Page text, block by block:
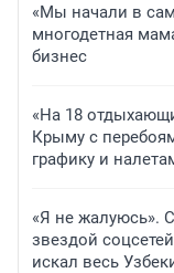
«Мы начали в
многодетная
бизнес
«На 18
Крыму с
графику и
«Я не жалуюсь».
звездой
искал весь